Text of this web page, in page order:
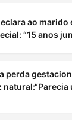
ao marido
“15 anos
perda